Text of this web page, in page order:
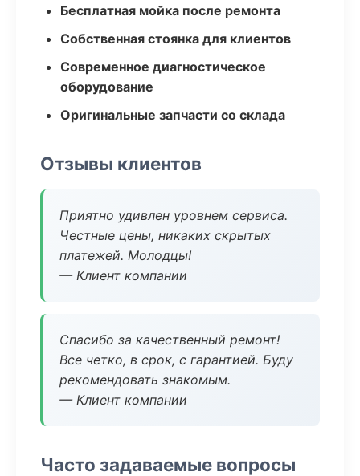
Бесплатная мойка после ремонта
Собственная стоянка для клиентов
Современное диагностическое
оборудование
Оригинальные запчасти со склада
Отзывы клиентов
Приятно удивлен уровнем сервиса.
Честные цены, никаких скрытых
платежей. Молодцы!
— Клиент компании
Спасибо за качественный ремонт!
Все четко, в срок, с гарантией. Буду
рекомендовать знакомым.
— Клиент компании
Часто задаваемые вопросы